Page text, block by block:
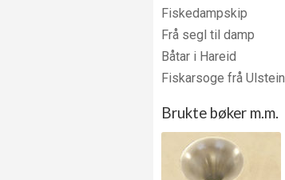
Fiskedampskip
Frå segl til damp
Båtar i Hareid
Fiskarsoge frå Ulstein
Brukte bøker m.m.